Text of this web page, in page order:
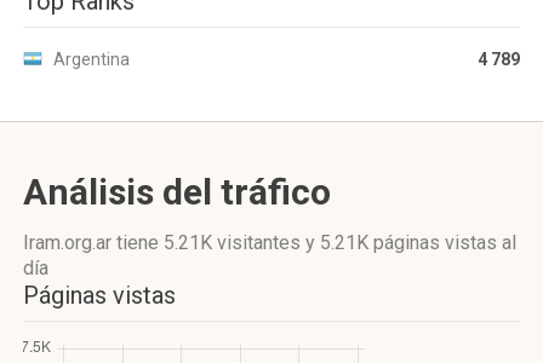
Argentina 4 789
Análisis del tráfico
Iram.org.ar tiene 5.21K visitantes y 5.21K páginas vistas al
día
Páginas vistas